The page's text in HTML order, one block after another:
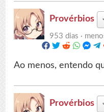
Provérbios
953 dias ·
Ao menos, entendo
Provérbios